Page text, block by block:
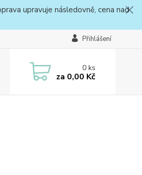
upravuje následovně, cena nad
Přihlášení
0ks
za 0,00 Kč